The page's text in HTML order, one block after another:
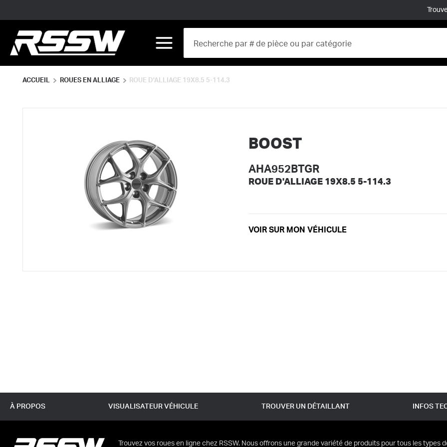
ACCUEIL ROUES EN ALLIAGE ROUE D'ALLIAGE 19X8.5 5-114.3
BOOST
AHA952BTGR
ROUE D'ALLIAGE 19X8.5 5-114.3
VOIR SUR MON VÉHICULE
À PROPOS VISUALISATEUR VÉHICULE TROUVER UN DÉTAILLANT INFOS
Trouvez vos roues en ligne chez RSSW. Nous offrons une grande variété de produits pour tous les